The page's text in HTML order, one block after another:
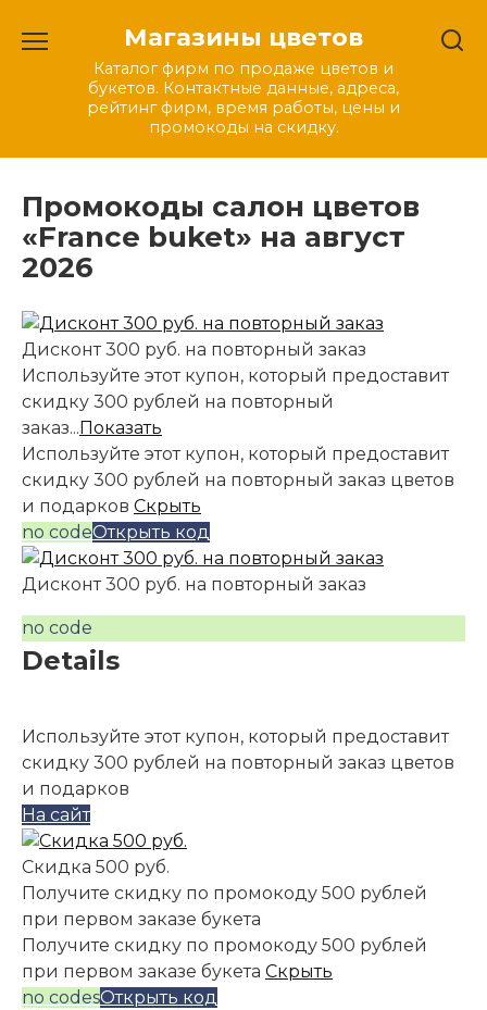
содержанию
Магазины цветов
Каталог фирм по продаже цветов и
букетов. Контактные данные, адреса,
рейтинг фирм, время работы, цены и
промокоды на скидку.
Промокоды салон цветов
«France buket» на август
2026
Дисконт 300 руб. на повторный заказ
Используйте этот купон, который предоставит
скидку 300 рублей на повторный
заказ...Показать
Используйте этот купон, который предоставит
скидку 300 рублей на повторный заказ цветов
и подарков Скрыть
no codeОткрыть код
Дисконт 300 руб. на повторный заказ
no code
Details
Используйте этот купон, который предоставит
скидку 300 рублей на повторный заказ цветов
и подарков
На сайт
Скидка 500 руб.
Получите скидку по промокоду 500 рублей
при первом заказе букета
Получите скидку по промокоду 500 рублей
при первом заказе букета Скрыть
no codesОткрыть код